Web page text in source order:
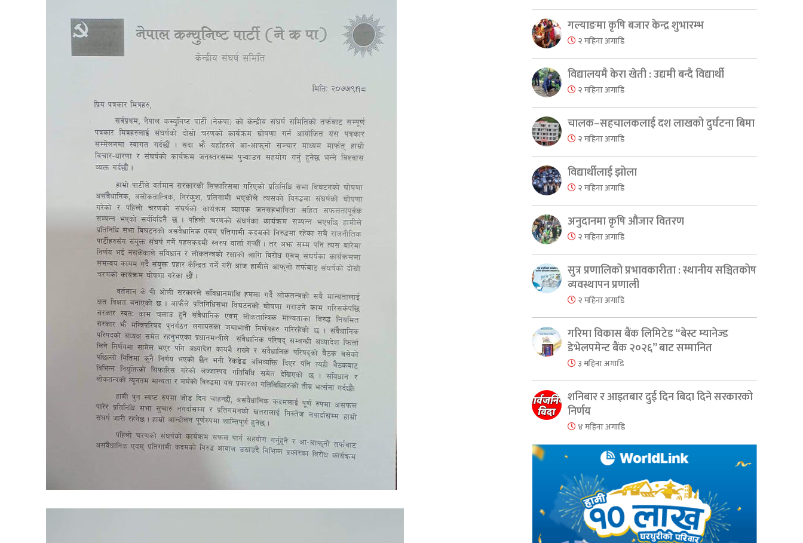
गल्याङमा कृषि बजार केन्द्र शुभारम्भ
२ महिना अगाडि
विद्यालयमै केरा खेती : उद्यमी बन्दै विद्यार्थी
२ महिना अगाडि
चालक–सहचालकलाई दश लाखको दुर्घटना बिमा
२ महिना अगाडि
विद्यार्थीलाई झोला
२ महिना अगाडि
अनुदानमा कृषि औजार वितरण
२ महिना अगाडि
सुत्र प्रणालिको प्रभावकारीता : स्थानीय सञ्चितकोष
व्यवस्थापन प्रणाली
२ महिना अगाडि
गरिमा विकास बैंक लिमिटेड “बेस्ट म्यानेज्ड
डेभेलपमेन्ट बैंक २०२६” बाट सम्मानित
३ महिना अगाडि
शनिबार र आइतबार दुई दिन बिदा दिने सरकारको
निर्णय
४ महिना अगाडि